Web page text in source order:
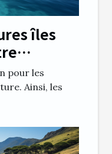
îles
pour les
Ainsi, les